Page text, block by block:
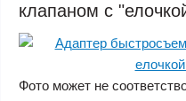
клапаном с
Фото может не